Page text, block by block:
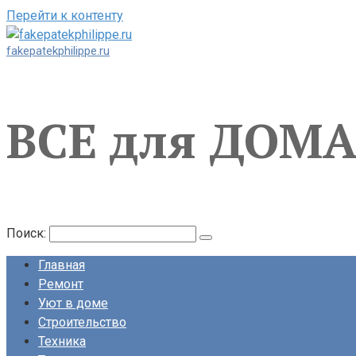
Перейти к контенту
fakepatekphilippe.ru
ВСЕ для
Поиск:
Главная
Ремонт
Уют в доме
Строительство
Техника